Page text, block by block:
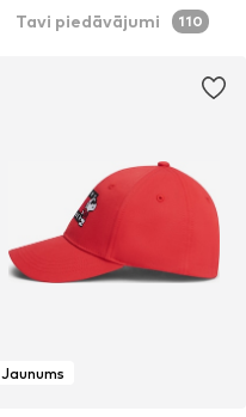
Tavi piedāvājumi 110
Jaunums